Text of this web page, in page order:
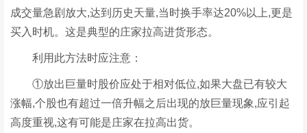
成交量急剧放大,达到历史天量,当时换手率达20%以上,更是
买入时机。这是典型的庄家拉高进货形态。
利用此方法时应注意：
①放出巨量时股价应处于相对低位,如果大盘已有较大
涨幅,个股也有超过一倍升幅之后出现的放巨量现象,应引起
高度重视,这有可能是庄家在拉高出货。